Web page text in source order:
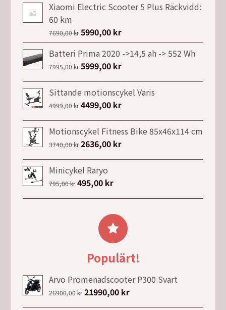
Xiaomi Electric Scooter 5 Plus Räckvidd:
60 km
7690,00kr Det
ursprungliga
priset
var:
7690,00 kr.
5990,00 krDet
nuvarande
priset
är:
5990,00 kr.
Batteri Prima 2020 ->14,5 ah -> 552 Wh
7995,00kr Det
ursprungliga
priset
var:
5999,00 krDet
nuvarande
priset
är:
Sittande motionscykel Varis
4999,00kr Det
ursprungliga
priset
var:
4499,00 krDet
nuvarande
priset
är:
Motionscykel Fitness Bike 85x46x114 cm
3740,00kr Det
ursprungliga
priset
var:
2636,00 krDet
nuvarande
Minicykel Raryo
795,00kr Det
ursprungliga
795,00 kr.
495,00 krDet
nuvarande
är:
495,00 kr.
Populärt!
Arvo Promenadscooter P300 Svart
26900,00kr Det
21990,00 krDet